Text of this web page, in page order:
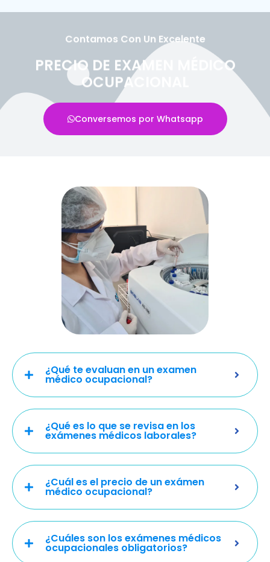
Contamos Con Un Excelente
PRECIO DE EXAMEN MÉDICO
OCUPACIONAL
Conversemos por Whatsapp
¿Qué te evaluan en un examen
médico ocupacional?
¿Qué es lo que se revisa en los
exámenes médicos laborales?
¿Cuál es el precio de un exámen
médico ocupacional?
¿Cuáles son los exámenes médicos
ocupacionales obligatorios?